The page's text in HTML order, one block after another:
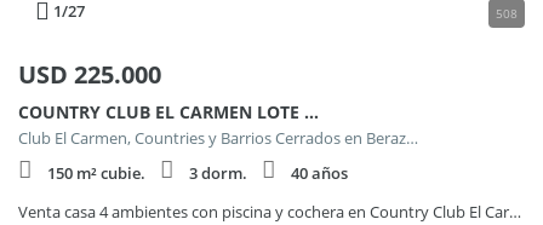
1/27 508
USD 225.000
COUNTRY CLUB EL CARMEN LOTE 264 MANZANA 5
Club El Carmen, Countries y Barrios Cerrados en Berazategui
150 m² cubie.
3 dorm.
40 años
Venta casa 4 ambientes con piscina y cochera en Country Club El Carmen